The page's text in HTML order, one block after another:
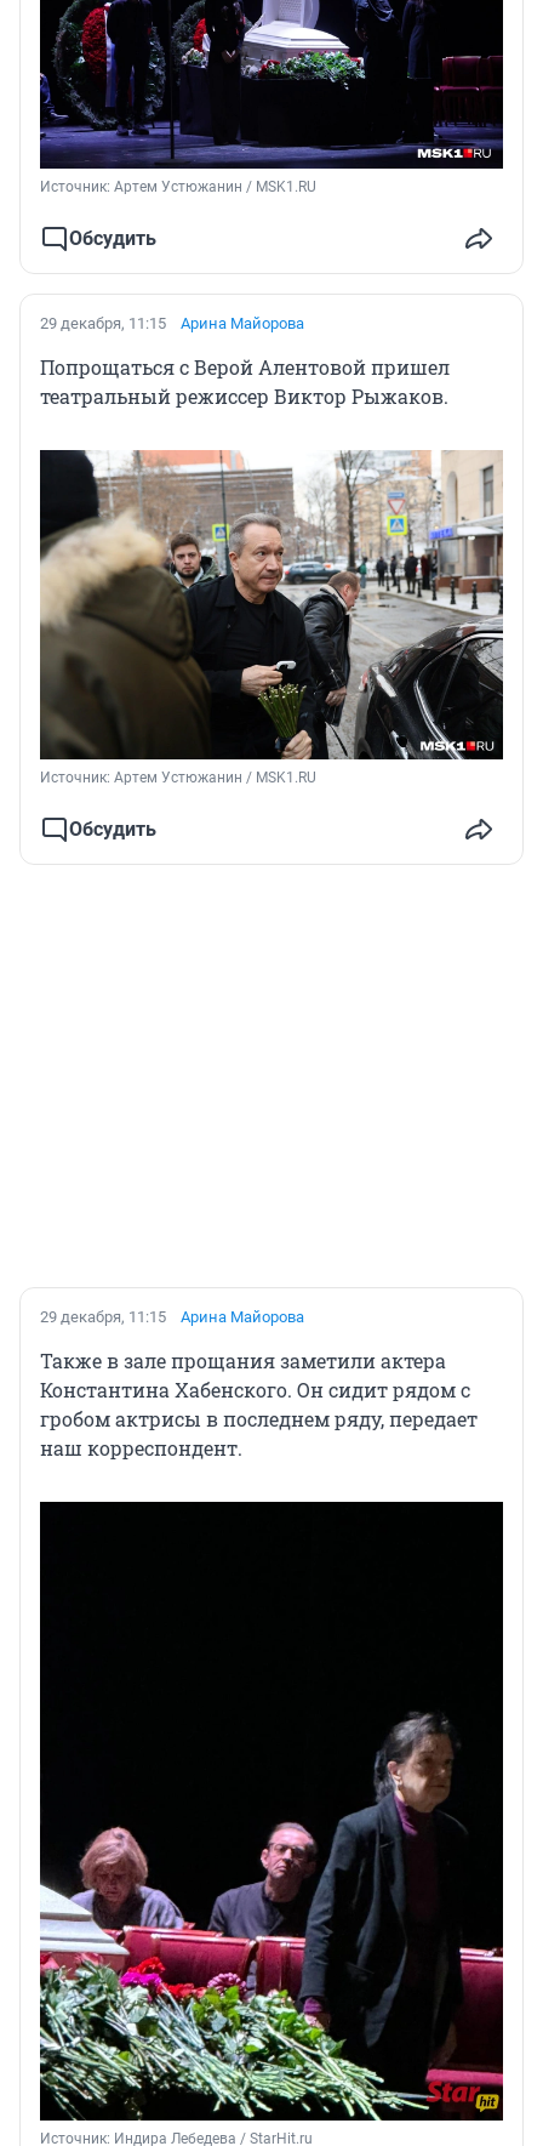
Источник: Артем Устюжанин / MSK1.RU
Обсудить
29 декабря, 11:15 Арина Майорова
Попрощаться с Верой Алентовой пришел
театральный режиссер Виктор Рыжаков.
Источник: Артем Устюжанин / MSK1.RU
Обсудить
29 декабря, 11:15 Арина Майорова
Также в зале прощания заметили актера
Константина Хабенского. Он сидит рядом с
гробом актрисы в последнем ряду, передает
наш корреспондент.
Источник: Индира Лебедева / StarHit.ru